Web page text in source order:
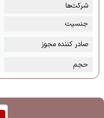
شرکت‌ها
جنسیت
صادر کننده مجوز
حجم